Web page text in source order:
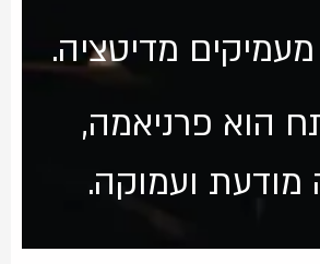
מדיטציה.
הוא פרניאמה,
מודעת ועמוקה.